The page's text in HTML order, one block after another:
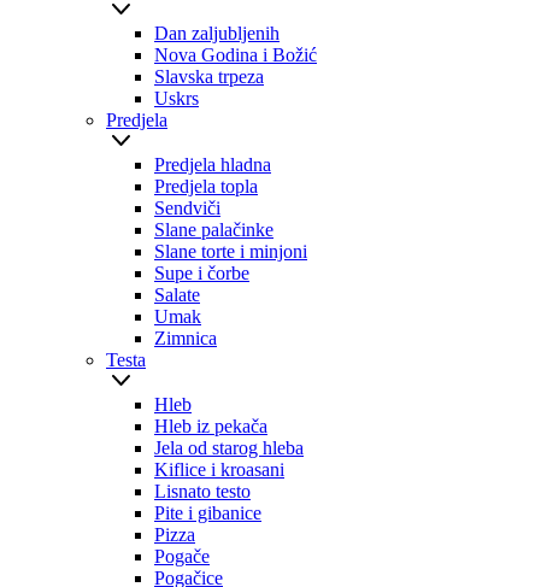
Dan zaljubljenih
Nova Godina i Božić
Slavska trpeza
Uskrs
Predjela
Predjela hladna
Predjela topla
Sendviči
Slane palačinke
Slane torte i minjoni
Supe i čorbe
Salate
Umak
Zimnica
Testa
Hleb
Hleb iz pekača
Jela od starog hleba
Kiflice i kroasani
Lisnato testo
Pite i gibanice
Pizza
Pogače
Pogačice